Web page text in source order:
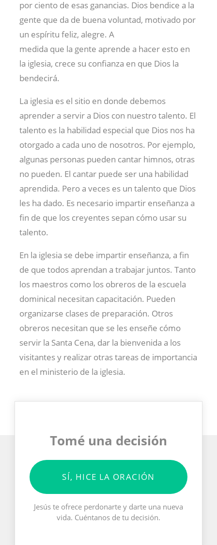
por ciento de esas ganancias. Dios bendice a la
gente que da de buena voluntad, motivado por
un espíritu feliz, alegre. A
medida que la gente aprende a hacer esto en
la iglesia, crece su confianza en que Dios la
bendecirá.
La iglesia es el sitio en donde debemos
aprender a servir a Dios con nuestro talento. El
talento es la habilidad especial que Dios nos ha
otorgado a cada uno de nosotros. Por ejemplo,
algunas personas pueden cantar himnos, otras
no pueden. El cantar puede ser una habilidad
aprendida. Pero a veces es un talento que Dios
les ha dado. Es necesario impartir enseñanza a
fin de que los creyentes sepan cómo usar su
talento.
En la iglesia se debe impartir enseñanza, a fin
de que todos aprendan a trabajar juntos. Tanto
los maestros como los obreros de la escuela
dominical necesitan capacitación. Pueden
organizarse clases de preparación. Otros
obreros necesitan que se les enseñe cómo
servir la Santa Cena, dar la bienvenida a los
visitantes y realizar otras tareas de importancia
en el ministerio de la iglesia.
Tomé una decisión
SÍ, HICE LA ORACIÓN
Jesús te ofrece perdonarte y darte una nueva
vida. Cuéntanos de tu decisión.